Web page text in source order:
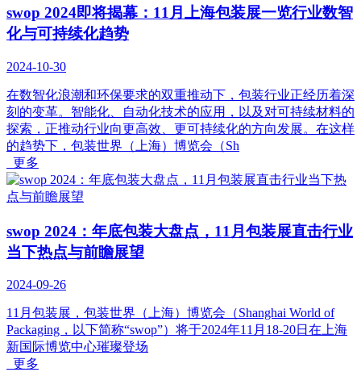
swop 2024即将揭幕：11月上海包装展一览行业数智
化与可持续化趋势
2024-10-30
在数智化浪潮和环保要求的双重推动下，包装行业正经历着深
刻的变革。智能化、自动化技术的应用，以及对可持续材料的
探索，正推动行业向更高效、更可持续化的方向发展。在这样
的趋势下，包装世界（上海）博览会（Sh
更多
swop 2024：年底包装大盘点，11月包装展直击行业
当下热点与前瞻展望
2024-09-26
11月包装展，包装世界（上海）博览会（Shanghai World of
Packaging，以下简称“swop”）将于2024年11月18-20日在上海
新国际博览中心璀璨登场
更多